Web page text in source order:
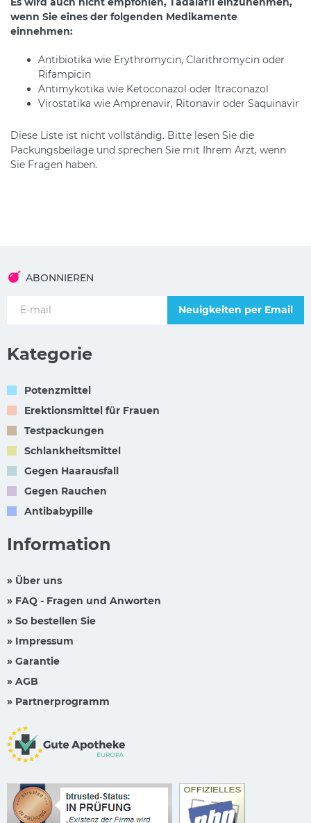
wenn Sie eines der folgenden Medikamente
einnehmen:
Antibiotika wie Erythromycin, Clarithromycin oder
Rifampicin
Antimykotika wie Ketoconazol oder Itraconazol
Virostatika wie Amprenavir, Ritonavir oder Saquinavir
Diese Liste ist nicht vollständig. Bitte lesen Sie die
Packungsbeilage und sprechen Sie mit Ihrem Arzt, wenn
Sie Fragen haben.
ABONNIEREN
Neuigkeiten per Email
Kategorie
Potenzmittel
Erektionsmittel für Frauen
Testpackungen
Schlankheitsmittel
Gegen Haarausfall
Gegen Rauchen
Antibabypille
Information
» Über uns
» FAQ - Fragen und Anworten
» So bestellen Sie
» Impressum
» Garantie
» AGB
» Partnerprogramm